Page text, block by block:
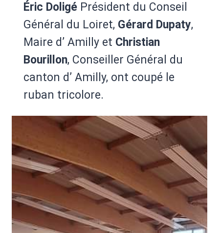
Éric Doligé Président du Conseil
Général du Loiret, Gérard Dupaty,
Maire d’ Amilly et Christian
Bourillon, Conseiller Général du
canton d’ Amilly, ont coupé le
ruban tricolore.